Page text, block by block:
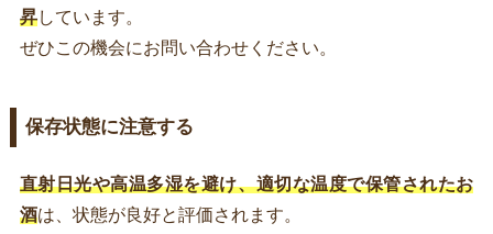
昇しています。
ぜひこの機会にお問い合わせください。
保存状態に注意する
直射日光や高温多湿を避け、適切な温度で保管されたお
酒は、状態が良好と評価されます。